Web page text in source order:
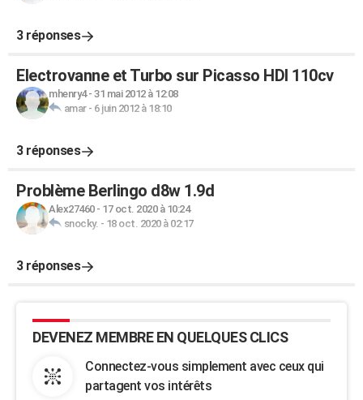
3 réponses
Electrovanne et Turbo sur Picasso HDI 110cv
mhenry4- 31 mai 2012 à 12:08
amar- 6 juin 2012 à 18:10
3 réponses
Problème Berlingo d8w 1.9d
Alex27460- 17 oct. 2020 à 10:24
snocky. - 18 oct. 2020 à 02:17
3 réponses
DEVENEZ MEMBRE EN QUELQUES CLICS
Connectez-vous simplement avec ceux qui
partagent vos intérêts